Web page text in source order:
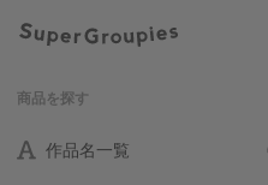
商品を探す
作品名一覧